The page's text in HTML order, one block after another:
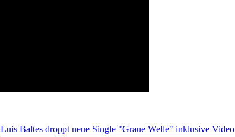
Luis Baltes droppt neue Single "Graue Welle" inklusive Video